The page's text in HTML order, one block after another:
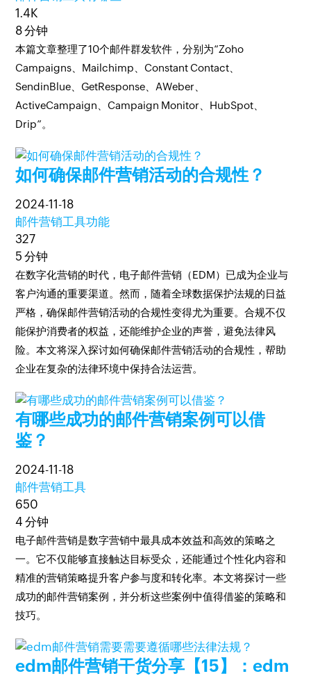
1.4K
8 分钟
本篇文章整理了10个邮件群发软件，分别为“Zoho
Campaigns、Mailchimp、Constant Contact、
SendinBlue、GetResponse、AWeber、
ActiveCampaign、Campaign Monitor、HubSpot、
Drip”。
如何确保邮件营销活动的合规性？
2024-11-18
邮件营销工具功能
327
5 分钟
在数字化营销的时代，电子邮件营销（EDM）已成为企业与
客户沟通的重要渠道。然而，随着全球数据保护法规的日益
严格，确保邮件营销活动的合规性变得尤为重要。合规不仅
能保护消费者的权益，还能维护企业的声誉，避免法律风
险。本文将深入探讨如何确保邮件营销活动的合规性，帮助
企业在复杂的法律环境中保持合法运营。
有哪些成功的邮件营销案例可以借
鉴？
2024-11-18
邮件营销工具
650
4 分钟
电子邮件营销是数字营销中最具成本效益和高效的策略之
一。它不仅能够直接触达目标受众，还能通过个性化内容和
精准的营销策略提升客户参与度和转化率。本文将探讨一些
成功的邮件营销案例，并分析这些案例中值得借鉴的策略和
技巧。
edm邮件营销干货分享【15】：edm